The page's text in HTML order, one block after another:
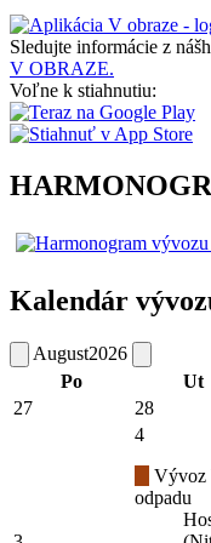
Sledujte informácie z
V OBRAZE.
Voľne k stiahnutiu:
Kalendár
August2026
Po
Ut
27
28
4
Vývoz
odpadu